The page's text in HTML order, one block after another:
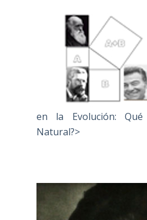
en la Evolución:
Natural?>